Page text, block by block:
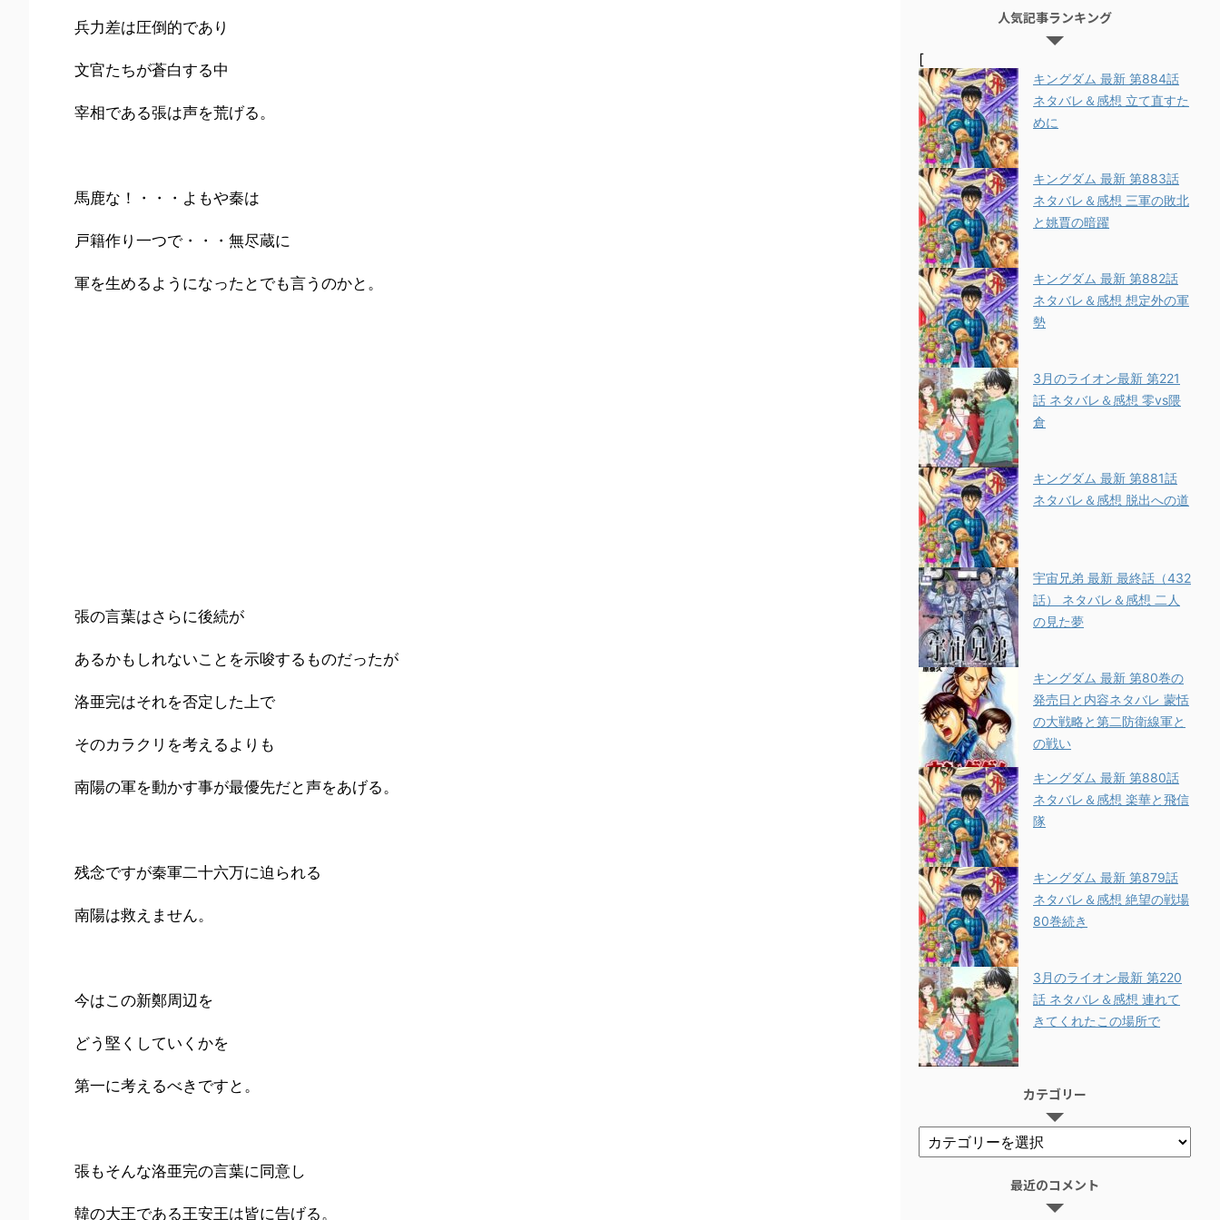
兵力差は圧倒的であり
文官たちが蒼白する中
宰相である張は声を荒げる。
馬鹿な！・・・よもや秦は
戸籍作り一つで・・・無尽蔵に
軍を生めるようになったとでも言うのかと。
張の言葉はさらに後続が
あるかもしれないことを示唆するものだったが
洛亜完はそれを否定した上で
そのカラクリを考えるよりも
南陽の軍を動かす事が最優先だと声をあげる。
残念ですが秦軍二十六万に迫られる
南陽は救えません。
今はこの新鄭周辺を
どう堅くしていくかを
第一に考えるべきですと。
張もそんな洛亜完の言葉に同意し
韓の大王である王安王は皆に告げる。
人気記事ランキング
[
キングダム 最新 第884話
ネタバレ＆感想 立て直すた
めに
キングダム 最新 第883話
ネタバレ＆感想 三軍の敗北
と姚賈の暗躍
キングダム 最新 第882話
ネタバレ＆感想 想定外の軍
勢
3月のライオン最新 第221
話 ネタバレ＆感想 零vs隈
倉
キングダム 最新 第881話
ネタバレ＆感想 脱出への道
宇宙兄弟 最新 最終話（432
話） ネタバレ＆感想 二人
の見た夢
キングダム 最新 第80巻の
発売日と内容ネタバレ 蒙恬
の大戦略と第二防衛線軍と
の戦い
キングダム 最新 第880話
ネタバレ＆感想 楽華と飛信
隊
キングダム 最新 第879話
ネタバレ＆感想 絶望の戦場
80巻続き
3月のライオン最新 第220
話 ネタバレ＆感想 連れて
きてくれたこの場所で
カテゴリー
最近のコメント